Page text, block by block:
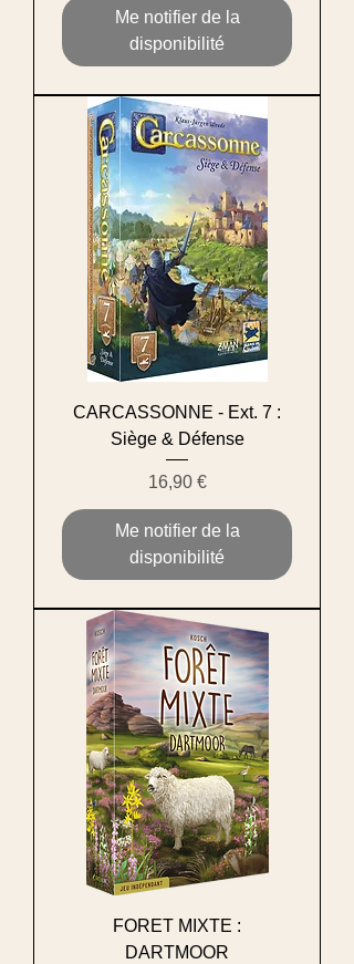
Me notifier de la
disponibilité
CARCASSONNE - Ext. 7 :
Siège & Défense
Prix
16,90 €
Me notifier de la
disponibilité
FORET MIXTE :
DARTMOOR